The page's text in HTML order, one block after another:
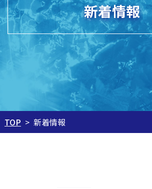
新着情報
TOP > 新着情報